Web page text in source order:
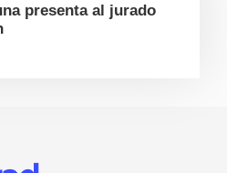
presenta al jurado